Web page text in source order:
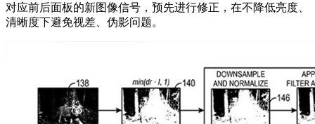
对应前后面板的新图像信号，预先进行修正，在不降低亮度、
清晰度下避免视差、伪影问题。